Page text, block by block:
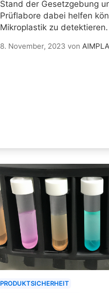
Stand der Gesetzgebung
Prüflabore dabei helfen
Mikroplastik zu detektieren.
8. November, 2023 von
PRODUKTSICHERHEIT